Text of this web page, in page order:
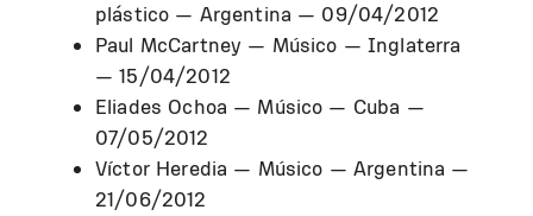
plástico — Argentina — 09/04/2012
Paul McCartney — Músico — Inglaterra
— 15/04/2012
Eliades Ochoa — Músico — Cuba —
07/05/2012
Víctor Heredia — Músico — Argentina —
21/06/2012